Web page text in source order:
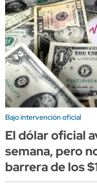
Bajo intervención oficial
El dólar oficial
semana, pero
barrera de los